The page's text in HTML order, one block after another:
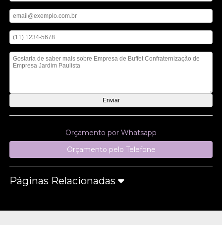
Orçamento por Whatsapp
Orçamento pelo Telefone
Páginas Relacionadas